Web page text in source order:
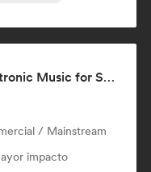
Techno/House & Electronic Music for Svea Playlists
/ Mainstream
impacto